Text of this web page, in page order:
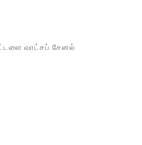
வாட்சப் சேனல்